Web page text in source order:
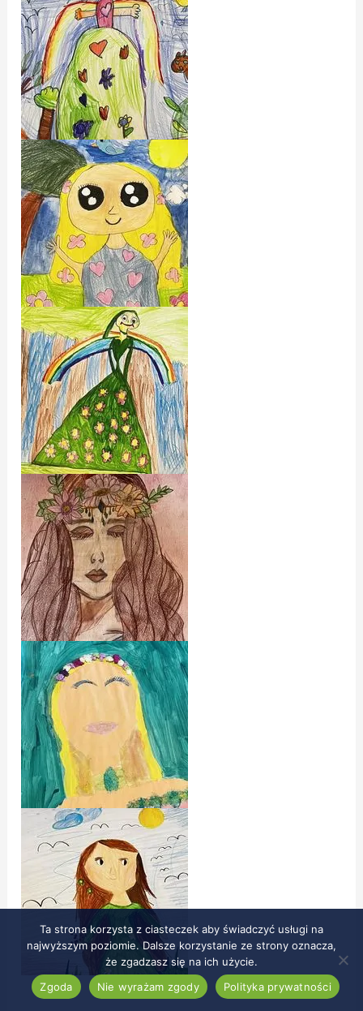
Ta strona korzysta z ciasteczek aby świadczyć usługi na
najwyższym poziomie. Dalsze korzystanie ze strony oznacza,
że zgadzasz się na ich użycie.
Zgoda
Nie wyrażam zgody Polityka prywatności